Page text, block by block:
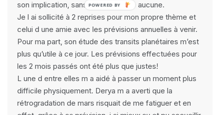
son implication, sans complaisance aucune.
Je l ai sollicité à 2 reprises pour mon propre thème et
celui d une amie avec les prévisions annuelles à venir.
Pour ma part, son étude des transits planétaires m’est
plus qu’utile à ce jour. Les prévisions effectuées pour
les 2 mois passés ont été plus que justes!
L une d entre elles m a aidé à passer un moment plus
difficile physiquement. Derya m a averti que la
rétrogradation de mars risquait de me fatiguer et en
POWERED BY